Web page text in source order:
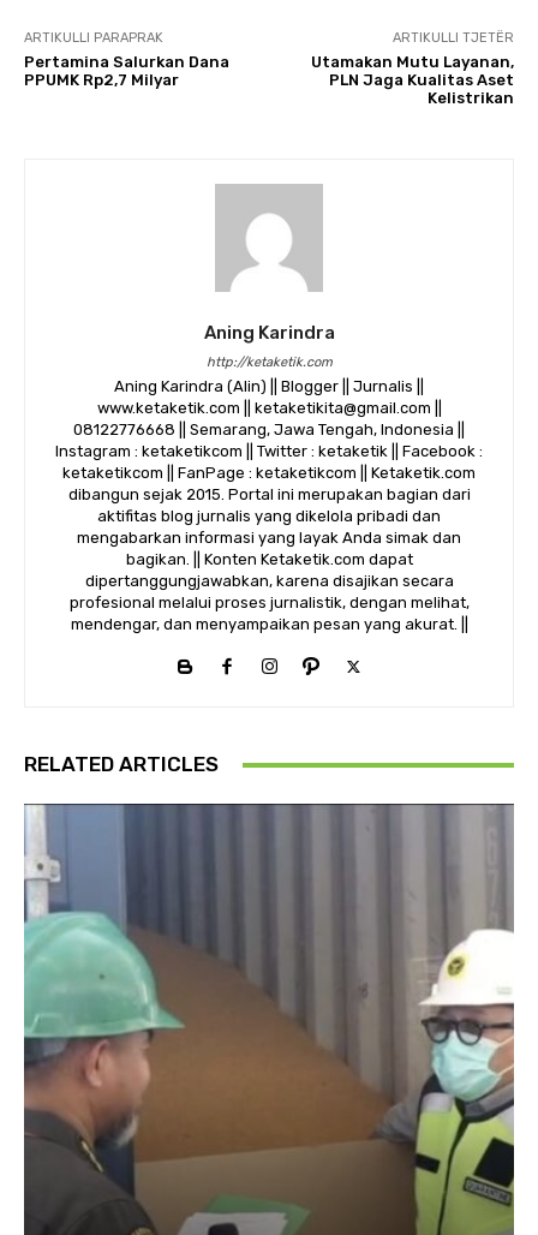
ARTIKULLI PARAPRAK
Pertamina Salurkan Dana
PPUMK Rp2,7 Milyar
ARTIKULLI TJETËR
Utamakan Mutu Layanan,
PLN Jaga Kualitas Aset
Kelistrikan
Aning Karindra
http://ketaketik.com
Aning Karindra (Alin) || Blogger || Jurnalis ||
www.ketaketik.com || ketaketikita@gmail.com ||
08122776668 || Semarang, Jawa Tengah, Indonesia ||
Instagram : ketaketikcom || Twitter : ketaketik || Facebook :
ketaketikcom || FanPage : ketaketikcom || Ketaketik.com
dibangun sejak 2015. Portal ini merupakan bagian dari
aktifitas blog jurnalis yang dikelola pribadi dan
mengabarkan informasi yang layak Anda simak dan
bagikan. || Konten Ketaketik.com dapat
dipertanggungjawabkan, karena disajikan secara
profesional melalui proses jurnalistik, dengan melihat,
mendengar, dan menyampaikan pesan yang akurat. ||
RELATED ARTICLES